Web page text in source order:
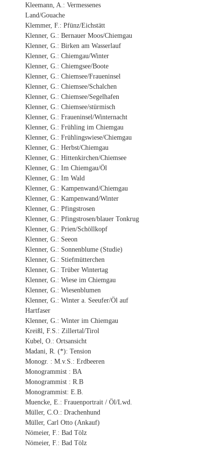
Kleemann, A.: Vermessenes
Land/Gouache
Klemmer, F.: Pfünz/Eichstätt
Klenner, G.: Bernauer Moos/Chiemgau
Klenner, G.: Birken am Wasserlauf
Klenner, G.: Chiemgau/Winter
Klenner, G.: Chiemgsee/Boote
Klenner, G.: Chiemsee/Fraueninsel
Klenner, G.: Chiemsee/Schalchen
Klenner, G.: Chiemsee/Segelhafen
Klenner, G.: Chiemsee/stürmisch
Klenner, G.: Fraueninsel/Winternacht
Klenner, G.: Frühling im Chiemgau
Klenner, G.: Frühlingswiese/Chiemgau
Klenner, G.: Herbst/Chiemgau
Klenner, G.: Hittenkirchen/Chiemsee
Klenner, G.: Im Chiemgau/Öl
Klenner, G.: Im Wald
Klenner, G.: Kampenwand/Chiemgau
Klenner, G.: Kampenwand/Winter
Klenner, G.: Pfingstrosen
Klenner, G.: Pfingstrosen/blauer Tonkrug
Klenner, G.: Prien/Schöllkopf
Klenner, G.: Seeon
Klenner, G.: Sonnenblume (Studie)
Klenner, G.: Stiefmütterchen
Klenner, G.: Trüber Wintertag
Klenner, G.: Wiese im Chiemgau
Klenner, G.: Wiesenblumen
Klenner, G.: Winter a. Seeufer/Öl auf
Hartfaser
Klenner, G.: Winter im Chiemgau
Kreißl, F.S.: Zillertal/Tirol
Kubel, O.: Ortsansicht
Madani, R. (*): Tension
Monogr. : M.v.S.: Erdbeeren
Monogrammist : BA
Monogrammist : R.B
Monogrammist: E.B.
Muencke, E.: Frauenportrait / Öl/Lwd.
Müller, C.O.: Drachenhund
Müller, Carl Otto (Ankauf)
Nömeier, F.: Bad Tölz
Nömeier, F.: Bad Tölz